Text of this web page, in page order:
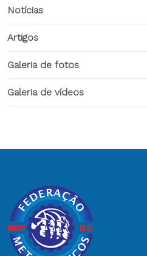
Notícias
Artigos
Galeria de fotos
Galeria de vídeos